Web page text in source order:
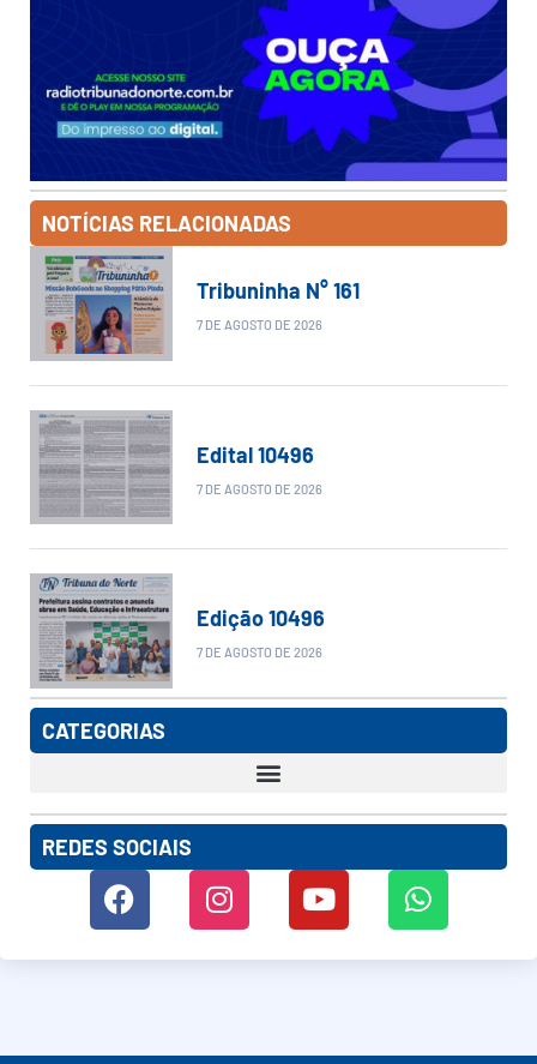
NOTÍCIAS RELACIONADAS
Tribuninha N° 161
7 DE AGOSTO DE 2026
Edital 10496
7 DE AGOSTO DE 2026
Edição 10496
7 DE AGOSTO DE 2026
CATEGORIAS
REDES SOCIAIS